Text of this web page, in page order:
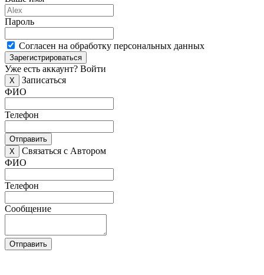
Пароль
Согласен на обработку персональных данных
Зарегистрироваться
Уже есть аккаунт? Войти
X
Записаться
ФИО
Телефон
Отправить
X
Связаться с Автором
ФИО
Телефон
Сообщение
Отправить